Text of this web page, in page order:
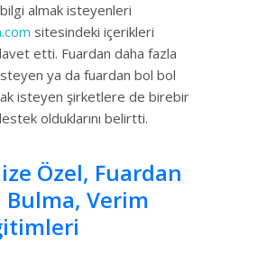
almak isteyenleri
sitesindeki içerikleri
etti. Fuardan daha fazla
ya da fuardan bol bol
isteyen şirketlere de birebir
olduklarını belirtti.
Özel, Fuardan
Verim